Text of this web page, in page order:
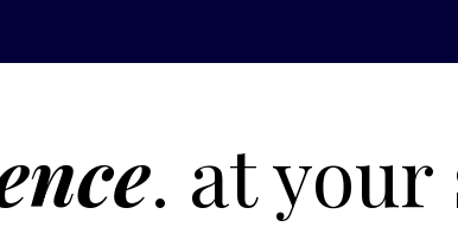
. at your